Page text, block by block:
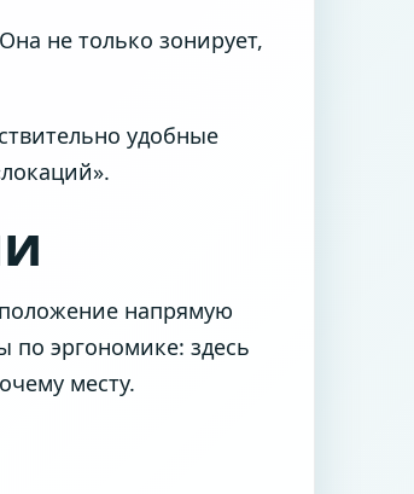
не только зонирует,
удобные
напрямую
по эргономике: здесь
месту.